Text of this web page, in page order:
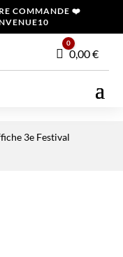
COMMANDE ❤️
Panier
0
0,00€
3e Festival